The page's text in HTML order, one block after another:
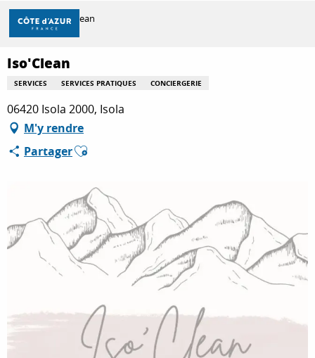
Aller
contenu
principal
DÉCOUVRIR
À FAIRE
SÉJOURNER
Accueil Iso'Clean
Iso'Clean
SERVICES SERVICES PRATIQUES CONCIERGERIE
06420 Isola 2000, Isola
M'y rendre
PartagerAjouter aux favoris